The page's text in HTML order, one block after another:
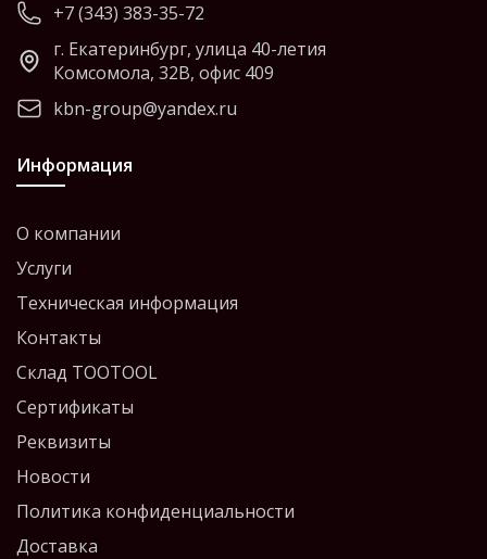
+7 (343) 383-35-72
г. Екатеринбург, улица 40-летия
Комсомола, 32В, офис 409
kbn-group@yandex.ru
Информация
О компании
Услуги
Техническая информация
Контакты
Склад TOOTOOL
Сертификаты
Реквизиты
Новости
Политика конфиденциальности
Доставка